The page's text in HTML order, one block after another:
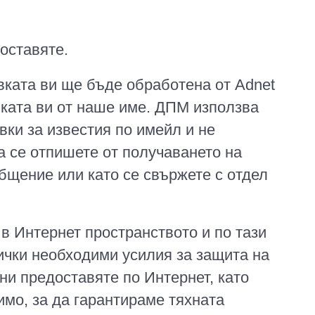
ви ще бъде обработена от Adnet
ви от наше име. ДПМ използва
за известия по имейл и не
отпишете от получаването на
или като се свържете с отдел
пространството и по тази
необходими усилия за защита на
предоставяте по Интернет, като
за да гарантираме тяхната